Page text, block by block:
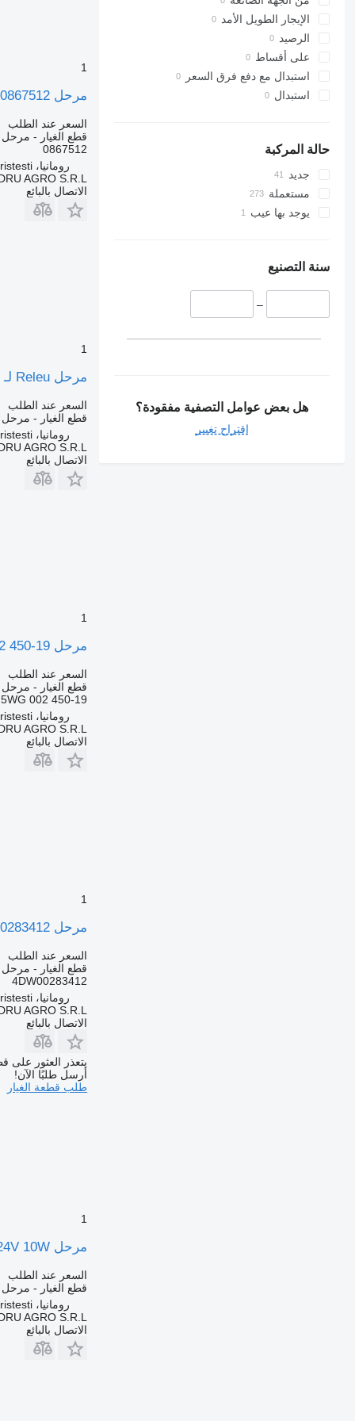
Tourismo
Travego
Unimog
V-Class
Vario
Midliner
Midlum
Premium
Sandero
Scenic
Trafic
Zoe
SD
Terberg
V40
V60
V90
XC
الإيجار الطويل الأمد
الرصيد
على أقساط
استبدال مع دفع فرق السعر
استبدال
حالة المركبة
جديد
مستعملة
يوجد بها عيب
سنة التصنيع
–
هل بعض عوامل التصفية مفقودة؟
اقتراح تغيير
1
مرحل Hella Releu 0867512 لـ الشاحنات Hella 4RA 003437-09, 24V, Made in China
السعر عند الطلب
قطع الغيار - مرحل
0867512
رومانيا، Cristesti
AGRO S.R.L.
الاتصال بالبائع
1
مرحل Releu لـ الشاحنات Hella 4RA 003437-09, 24V
السعر عند الطلب
قطع الغيار - مرحل
رومانيا، Cristesti
AGRO S.R.L.
الاتصال بالبائع
1
مرحل Releu motor ștergător parbriz Scania 24V 5WG 002 450-19 لـ الشاحنات Hella
السعر عند الطلب
قطع الغيار - مرحل
5WG 002 450-19
رومانيا، Cristesti
AGRO S.R.L.
الاتصال بالبائع
1
مرحل Releu Lumini de Pericol Mercedes-Benz 4DW00283412 لـ الشاحنات Hella 4DW 002 834-12
السعر عند الطلب
قطع الغيار - مرحل
4DW00283412
رومانيا، Cristesti
AGRO S.R.L.
الاتصال بالبائع
يتعذر العثور على
أرسل طلبًا الآن!
طلب قطعة الغيار
1
مرحل Releu Indicator Lumini Scania 24V 10W لـ الشاحنات Hella 4AZ 001 879-02
السعر عند الطلب
قطع الغيار - مرحل
رومانيا، Cristesti
AGRO S.R.L.
الاتصال بالبائع